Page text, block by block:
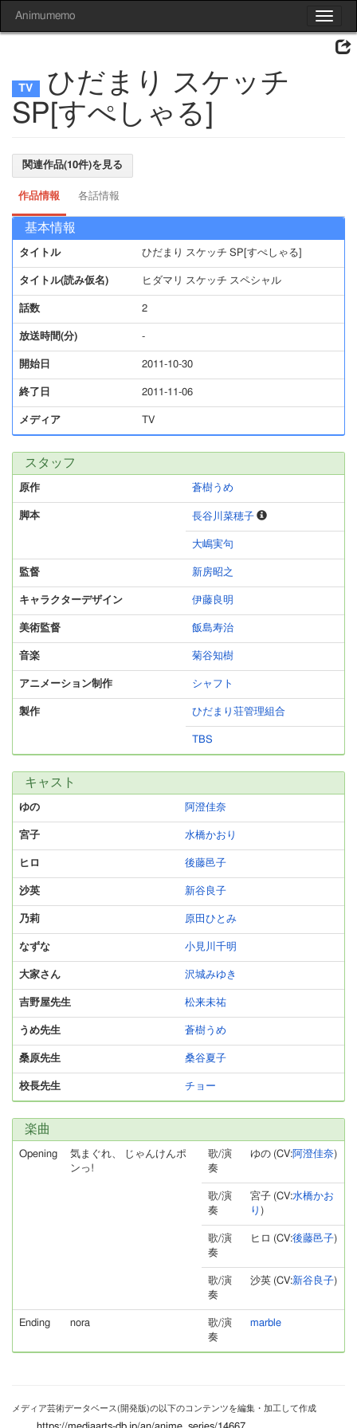
Toggle
Animumemo
ひだまり スケッチ
SP[すぺしゃる]
関連作品(10件)を見る
作品情報 各話情報
基本情報
タイトル ひだまり スケッチ SP[すぺしゃる]
タイトル(読み仮名) ヒダマリ スケッチ スペシャル
話数 2
放送時間(分) -
開始日 2011-10-30
終了日 2011-11-06
メディア TV
スタッフ
原作 蒼樹うめ
脚本 長谷川菜穂子
大嶋実句
監督 新房昭之
キャラクターデザイン 伊藤良明
美術監督 飯島寿治
音楽 菊谷知樹
アニメーション制作 シャフト
製作 ひだまり荘管理組合
TBS
キャスト
ゆの 阿澄佳奈
宮子 水橋かおり
ヒロ 後藤邑子
沙英 新谷良子
乃莉 原田ひとみ
なずな 小見川千明
大家さん 沢城みゆき
吉野屋先生 松来未祐
うめ先生 蒼樹うめ
桑原先生 桑谷夏子
校長先生 チョー
楽曲
Opening
気まぐれ、 じゃんけんポ
ンっ!
歌/演
奏
ゆの (CV:阿澄佳奈)
歌/演
奏
宮子 (CV:水橋かお
り )
歌/演
奏
ヒロ (CV:後藤邑子)
歌/演
奏
沙英 (CV:新谷良子)
Ending nora
歌/演
奏
marble
メディア芸術データベース(開発版)の以下のコンテンツを編集・加工して作成